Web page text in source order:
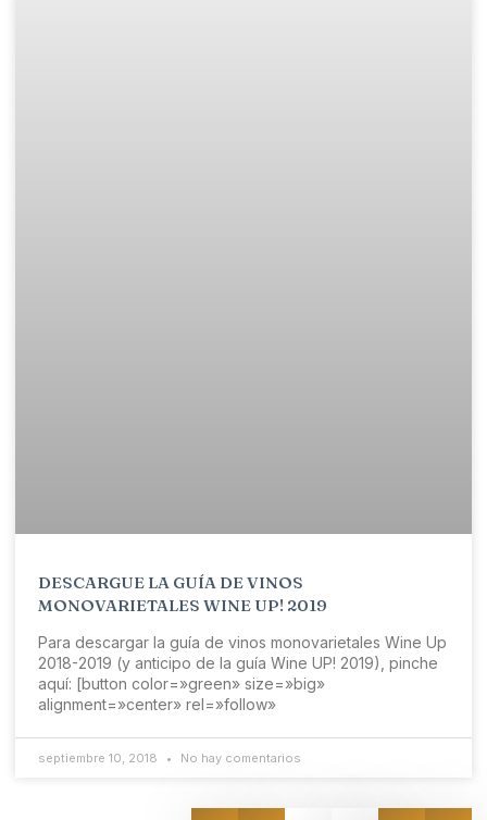
DESCARGUE LA GUÍA DE VINOS
MONOVARIETALES WINE UP! 2019
Para descargar la guía de vinos monovarietales Wine Up
2018-2019 (y anticipo de la guía Wine UP! 2019), pinche
aquí: [button color=»green» size=»big»
alignment=»center» rel=»follow»
septiembre 10, 2018 No hay comentarios